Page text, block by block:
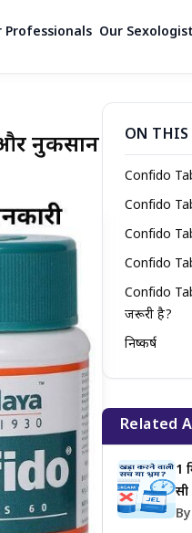
Professionals Our
नुकसान ON THIS
Confido
Confido
Confido
Confido
Confido
जरूरी है?
निष्कर्ष
Related
1
सी